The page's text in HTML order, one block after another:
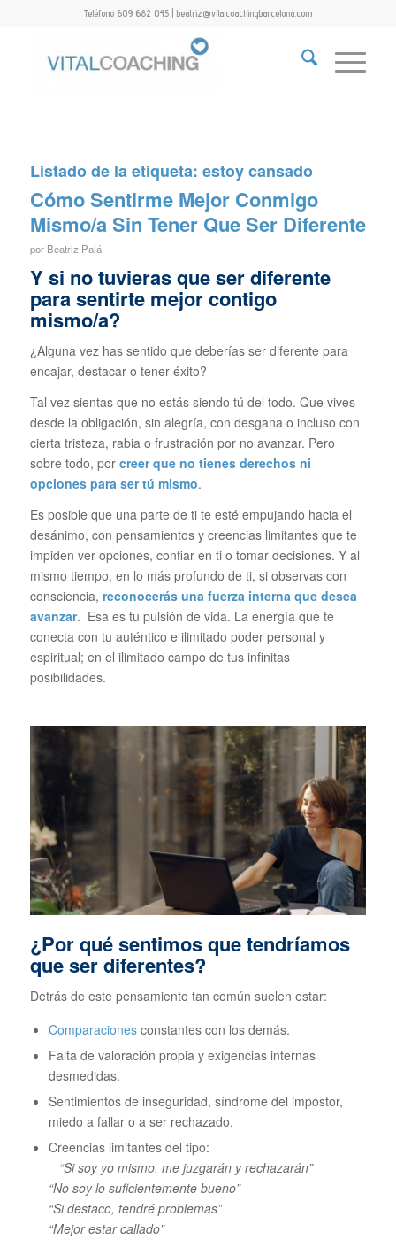
Teléfono 609 682 045 | beatriz@vitalcoachingbarcelona.com
Listado de la etiqueta: estoy cansado
Cómo Sentirme Mejor Conmigo
Mismo/a Sin Tener Que Ser Diferente
por Beatriz Palá
Y si no tuvieras que ser diferente
para sentirte mejor contigo
mismo/a?
¿Alguna vez has sentido que deberías ser diferente para
encajar, destacar o tener éxito?
Tal vez sientas que no estás siendo tú del todo. Que vives
desde la obligación, sin alegría, con desgana o incluso con
cierta tristeza, rabia o frustración por no avanzar. Pero
sobre todo, por creer que no tienes derechos ni
opciones para ser tú mismo.
Es posible que una parte de ti te esté empujando hacia el
desánimo, con pensamientos y creencias limitantes que te
impiden ver opciones, confiar en ti o tomar decisiones. Y al
mismo tiempo, en lo más profundo de ti, si observas con
consciencia, reconocerás una fuerza interna que desea
avanzar. Esa es tu pulsión de vida. La energía que te
conecta con tu auténtico e ilimitado poder personal y
espiritual; en el ilimitado campo de tus infinitas
posibilidades.
¿Por qué sentimos que tendríamos
que ser diferentes?
Detrás de este pensamiento tan común suelen estar:
Comparacionesconstantes con los demás.
Falta de valoración propia y exigencias internas
desmedidas.
Sentimientos de inseguridad, síndrome del impostor,
miedo a fallar o a ser rechazado.
Creencias limitantes del tipo:
“Si soy yo mismo, me juzgarán y rechazarán”
“No soy lo suficientemente bueno”
“Si destaco, tendré problemas”
“Mejor estar callado”